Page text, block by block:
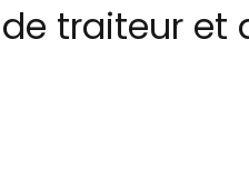
traiteur et